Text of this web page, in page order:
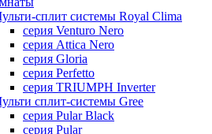
сплит системы Royal Clima
серия Venturo Nero
серия Attica Nero
серия Gloria
серия Perfetto
серия TRIUMPH Inverter
сплит-системы Gree
серия Pular Black
серия Pular